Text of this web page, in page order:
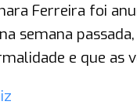
Ferreira foi
semana
e que as